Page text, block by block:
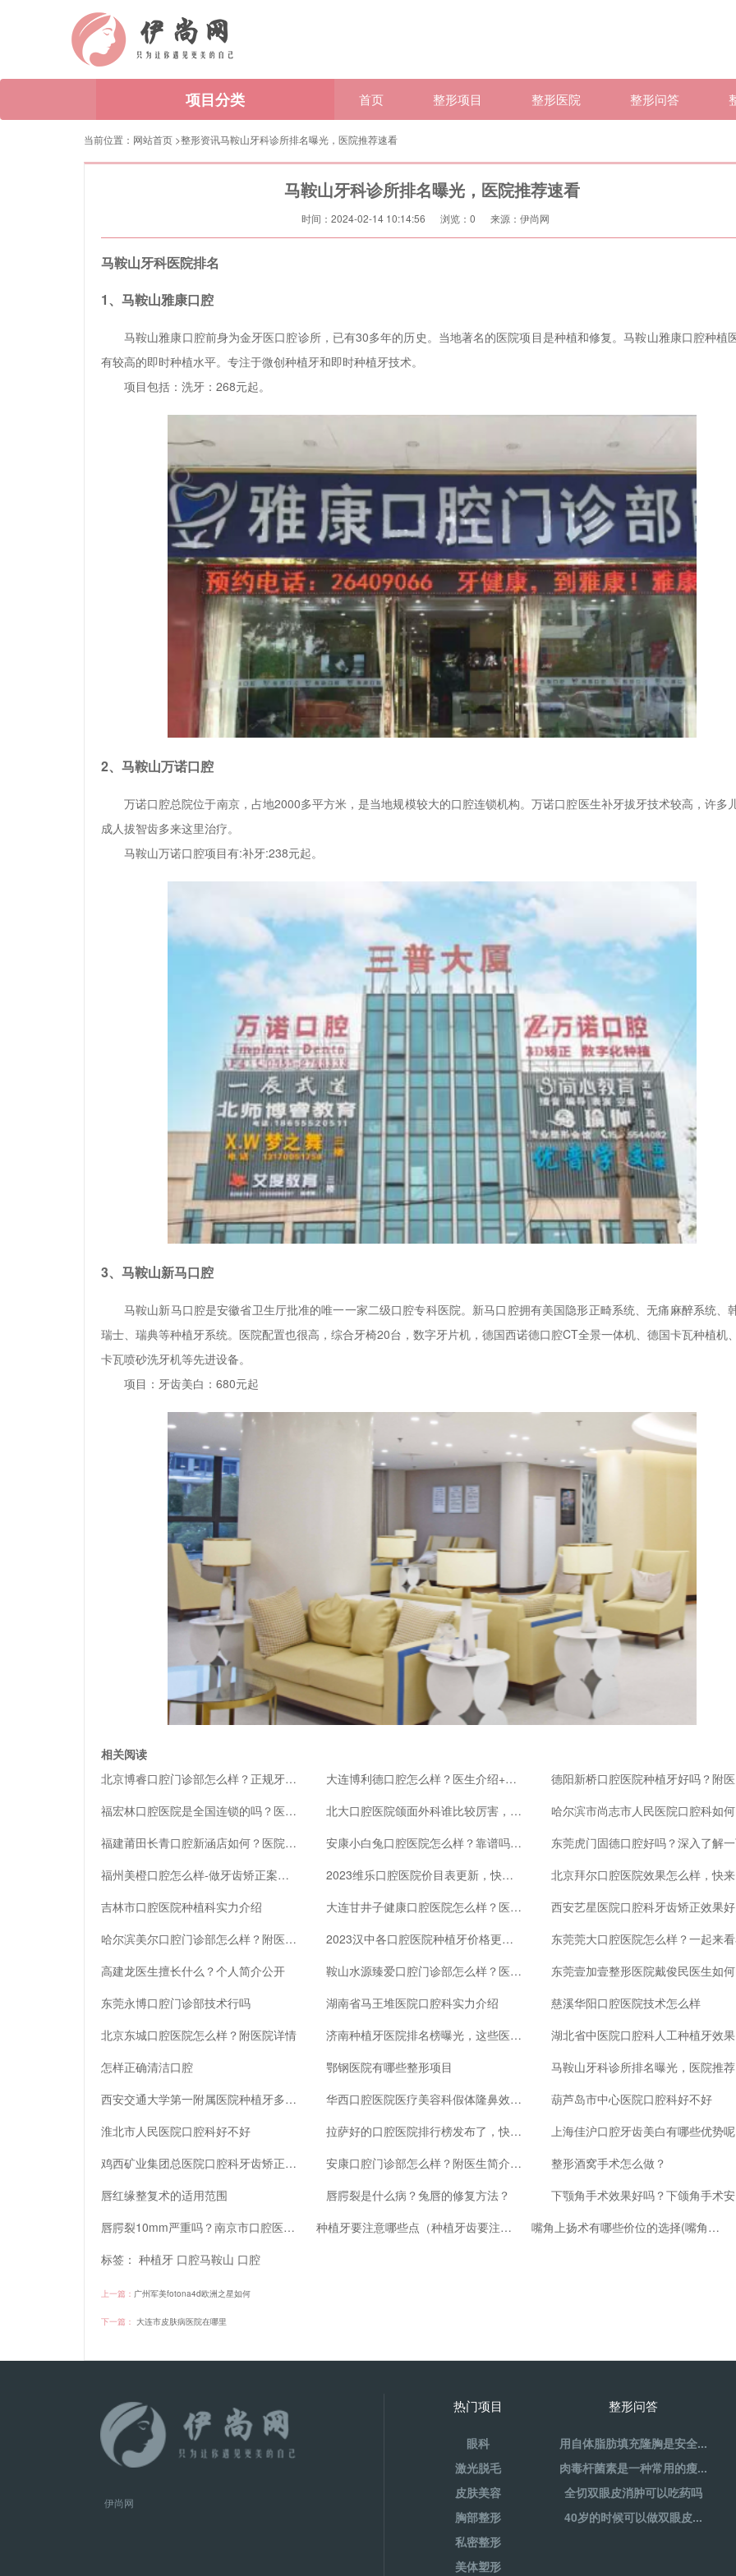
项目分类 首页 整形项目 整形医院 整形问答
当前位置： 网站首页 >整形资讯马鞍山牙科诊所排名曝光，医院推荐速看
马鞍山牙科诊所排名曝光，医院推荐速看
时间：2024-02-14 10:14:56 浏览：0 来源：伊尚网
马鞍山牙科医院排名
1、马鞍山雅康口腔
马鞍山雅康口腔前身为金牙医口腔诊所，已有30多年的历史。当地著名的医院项目是种植和修复。马鞍山雅康口腔种植
有较高的即时种植水平。专注于微创种植牙和即时种植牙技术。
项目包括：洗牙：268元起。
2、马鞍山万诺口腔
万诺口腔总院位于南京，占地2000多平方米，是当地规模较大的口腔连锁机构。万诺口腔医生补牙拔牙技术较高，许多儿
成人拔智齿多来这里治疗。
马鞍山万诺口腔项目有:补牙:238元起。
3、马鞍山新马口腔
马鞍山新马口腔是安徽省卫生厅批准的唯一一家二级口腔专科医院。新马口腔拥有美国隐形正畸系统、无痛麻醉系统、韩
瑞士、瑞典等种植牙系统。医院配置也很高，综合牙椅20台，数字牙片机，德国西诺德口腔CT全景一体机、德国卡瓦种植机
卡瓦喷砂洗牙机等先进设备。
项目：牙齿美白：680元起
相关阅读
北京博睿口腔门诊部怎么样？正规牙科口碑、坐诊医生资质简介
大连博利德口腔怎么样？医生介绍+擅长项目了解一下
福宏林口腔医院是全国连锁的吗？医生？口碑简介及评价一览
北大口腔医院颌面外科谁比较厉害，深入了解一下
哈尔
福建莆田长青口腔新涵店如何？医院简介、正畸技术在线测评
安康小白兔口腔医院怎么样？靠谱吗？医院口碑、资质及实力全部奉上
东莞虎门固德口腔好吗？深入了解
福州美橙口腔怎么样-做牙齿矫正案例+医生口碑分享!
2023维乐口腔医院价目表更新，快来扒一扒
北
吉林市口腔医院种植科实力介绍
大连甘井子健康口腔医院怎么样？医生介绍，医院点评，地址一键全览
西
哈尔滨美尔口腔门诊部怎么样？附医生名单推荐、口碑赶紧收藏
2023汉中各口腔医院种植牙价格更新，快来看一看
东莞莞大口腔医院怎么样？一起来
高建龙医生擅长什么？个人简介公开
鞍山水源臻爱口腔门诊部怎么样？医生介绍、医院简介全新解读
东莞
东莞永博口腔门诊部技术行吗
湖南省马王堆医院口腔科实力介绍
慈溪华阳口腔医院技术怎么样
北京东城口腔医院怎么样？附医院详情
济南种植牙医院排名榜曝光，这些医院口碑好
怎样正确清洁口腔
鄂钢医院有哪些整形项目
马
西安交通大学第一附属医院种植牙多少钱
华西口腔医院医疗美容科假体隆鼻效果怎么样
葫芦岛市中心医院口腔科好不好
淮北市人民医院口腔科好不好
拉萨好的口腔医院排行榜发布了，快来看一看
上海佳沪口腔牙齿美白有哪些优势呢
鸡西矿业集团总医院口腔科牙齿矫正效果怎么样
安康口腔门诊部怎么样？附医生简介、地址全新出炉！
整形酒窝手术怎么做？
唇红缘整复术的适用范围
唇腭裂是什么病？兔唇的修复方法？
下
唇腭裂10mm严重吗？南京市口腔医院做唇腭裂修复怎么样？
种植牙要注意哪些点（种植牙齿要注意哪些）
嘴角上扬术有哪些价位的选择(嘴角上扬术的选择及价格分析：精选口腔整形技术，解析不同价位的嘴角上扬术服务)
标签： 种植牙 口腔马鞍山 口腔
上一篇： 广州军美fotona4d欧洲之星如何
下一篇： 大连市皮肤病医院在哪里
伊尚网
热门项目
眼科
激光脱毛
皮肤美容
胸部整形
私密整形
美体塑形
整形问答
用自体脂肪填充隆胸是安全...
肉毒杆菌素是一种常用的瘦...
全切双眼皮消肿可以吃药吗
40岁的时候可以做双眼皮...